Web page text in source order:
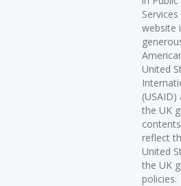
website
United
the UK
reflect
United
the UK
policies.